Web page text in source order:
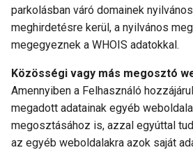
parkolásban váró domainek
meghirdetésre kerül, a nyilvános
megegyeznek a WHOIS adatokkal.
Közösségi vagy más megosztó
Amennyiben a Felhasználó
megadott adatainak egyéb
megosztásához is, azzal egyúttal
az egyéb weboldalakra azok saját